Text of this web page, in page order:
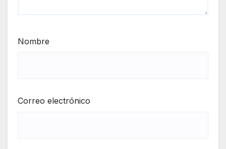
Nombre
Correo electrónico